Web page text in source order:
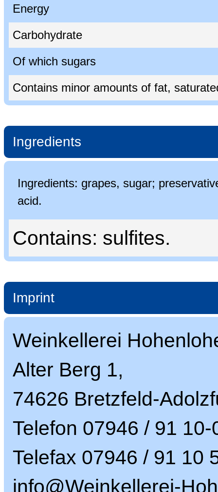
Energy
Carbohydrate
Of which sugars
Contains minor amounts of fat,
Ingredients
Ingredients: grapes, sugar;
acid.
Contains: sulfites.
Imprint
Weinkellerei
Alter Berg 1,
74626 Bretzfeld-
Telefon 07946 / 91 10-
Telefax 07946 / 91 10
info@Weinkellerei-